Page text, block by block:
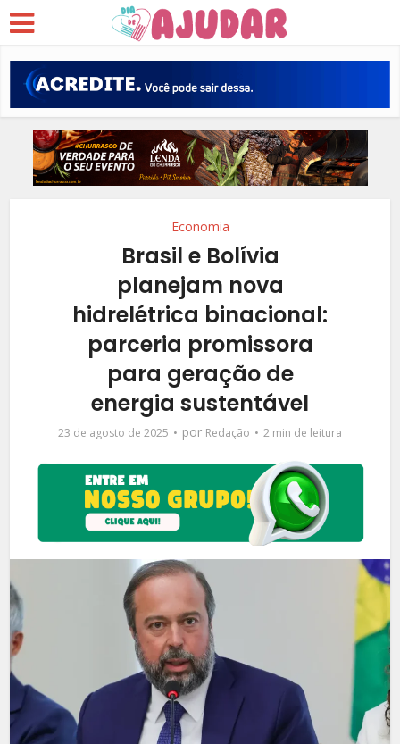
Economia
Brasil e Bolívia
planejam nova
hidrelétrica binacional:
parceria promissora
para geração de
energia sustentável
23 de agosto de 2025 por Redação 2 min de leitura